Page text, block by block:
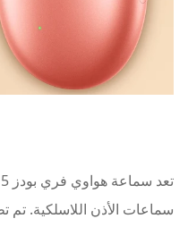
سماعات الأذن اللاسلكية.